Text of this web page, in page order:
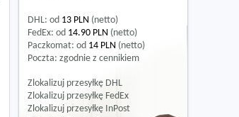
DHL: od 13 PLN (netto)
FedEx: od 14.90 PLN (netto)
Paczkomat: od 14 PLN (netto)
Poczta: zgodnie z cennikiem
Zlokalizuj przesyłkę DHL
Zlokalizuj przesyłkę FedEx
Zlokalizuj przesyłkę InPost